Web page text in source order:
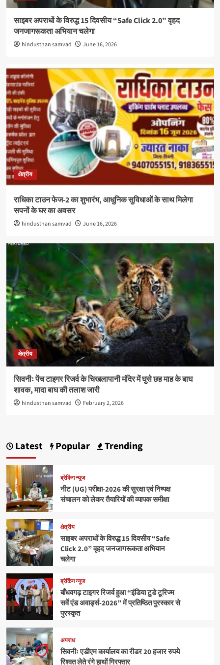
साइबर अपराधों के विरुद्ध 15 दिवसीय “Safe Click 2.0” वृहद
जनजागरूकता अभियान चलेगा
hindusthan samvad June 16, 2026
क्षेत्रीय
राधिका टाउन फेज-2 का शुभारंभ, आधुनिक सुविधाओं के साथ मिलेगा
सपनों के घर का अवसर
hindusthan samvad June 16, 2026
क्षेत्रीय
सिवनीः पेंच टाइगर रिजर्व के चिखलापानी मंदिर में घुसे छह माह के बाघ
शावक, मादा बाघ की तलाश जारी
hindusthan samvad February 2, 2026
Latest Popular Trending
ब्रेकिंग न्यूज
नीट (UG) परीक्षा-2026 की सुरक्षा एवं निष्पक्ष
संचालन को लेकर तैयारियों की व्यापक समीक्षा
क्षेत्रीय
साइबर अपराधों के विरुद्ध 15 दिवसीय “Safe
Click 2.0” वृहद जनजागरूकता अभियान
चलेगा
ब्रेकिंग न्यूज
बाँधवगढ़ टाइगर रिजर्व हुआ “इंडिया टुडे टूरिज्म
सर्वे एंड अवार्ड्स-2026” में प्रतिष्ठित पुरस्कार से
पुरस्कृत
अपराध
सिवनीः एडीएम कार्यालय का रीडर 20 हजार रुपये
रिश्वत लेते रंगे हाथों गिरफ्तार